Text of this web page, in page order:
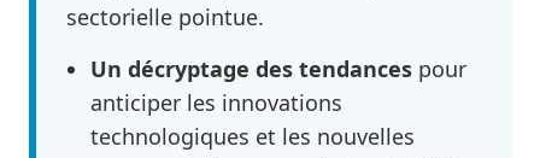
sectorielle pointue.
Un décryptage des tendances pour
anticiper les innovations
technologiques et les nouvelles